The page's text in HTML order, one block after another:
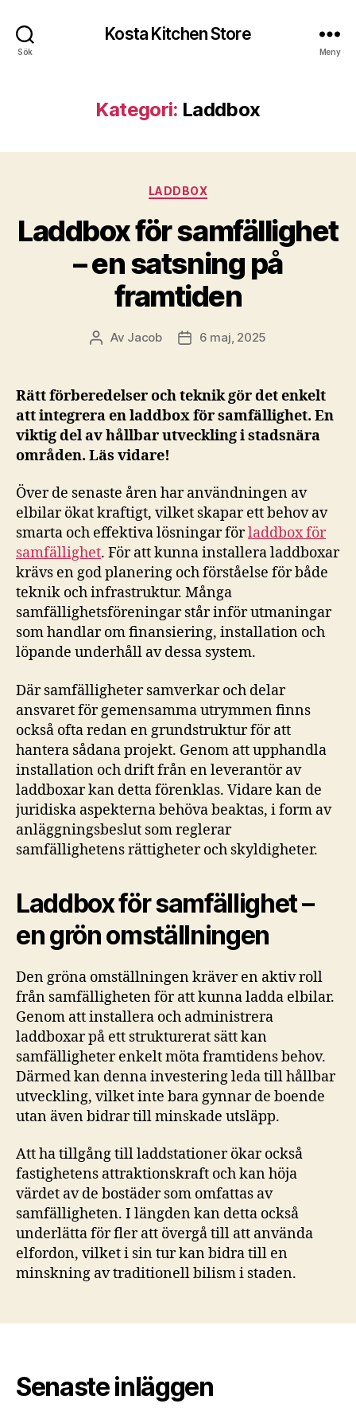
Sök
Kosta Kitchen Store
Meny
Kategori: Laddbox
Kategorier
LADDBOX
Laddbox för samfällighet
– en satsning på
framtiden
Inläggsförfattare
Av Jacob Inläggsdatum
6 maj, 2025
Rätt förberedelser och teknik gör det enkelt
att integrera en laddbox för samfällighet. En
viktig del av hållbar utveckling i stadsnära
områden. Läs vidare!
Över de senaste åren har användningen av
elbilar ökat kraftigt, vilket skapar ett behov av
smarta och effektiva lösningar förladdbox för
samfällighet. För att kunna installera laddboxar
krävs en god planering och förståelse för både
teknik och infrastruktur. Många
samfällighetsföreningar står inför utmaningar
som handlar om finansiering, installation och
löpande underhåll av dessa system.
Där samfälligheter samverkar och delar
ansvaret för gemensamma utrymmen finns
också ofta redan en grundstruktur för att
hantera sådana projekt. Genom att upphandla
installation och drift från en leverantör av
laddboxar kan detta förenklas. Vidare kan de
juridiska aspekterna behöva beaktas, i form av
anläggningsbeslut som reglerar
samfällighetens rättigheter och skyldigheter.
Laddbox för samfällighet –
en grön omställningen
Den gröna omställningen kräver en aktiv roll
från samfälligheten för att kunna ladda elbilar.
Genom att installera och administrera
laddboxar på ett strukturerat sätt kan
samfälligheter enkelt möta framtidens behov.
Därmed kan denna investering leda till hållbar
utveckling, vilket inte bara gynnar de boende
utan även bidrar till minskade utsläpp.
Att ha tillgång till laddstationer ökar också
fastighetens attraktionskraft och kan höja
värdet av de bostäder som omfattas av
samfälligheten. I längden kan detta också
underlätta för fler att övergå till att använda
elfordon, vilket i sin tur kan bidra till en
minskning av traditionell bilism i staden.
Senaste inläggen